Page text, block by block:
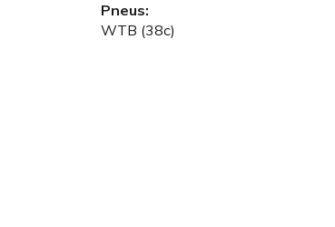
Pneus:
WTB (38c)